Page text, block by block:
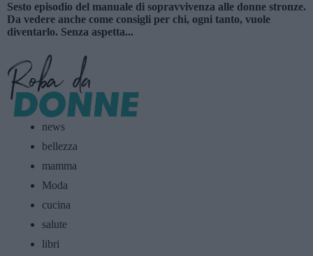
Sesto episodio del manuale di sopravvivenza alle donne stronze.
Da vedere anche come consigli per chi, ogni tanto, vuole
diventarlo. Senza aspetta...
news
bellezza
mamma
Moda
cucina
salute
libri